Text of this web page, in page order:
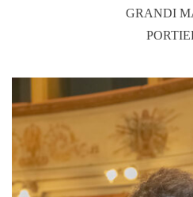
GRANDI